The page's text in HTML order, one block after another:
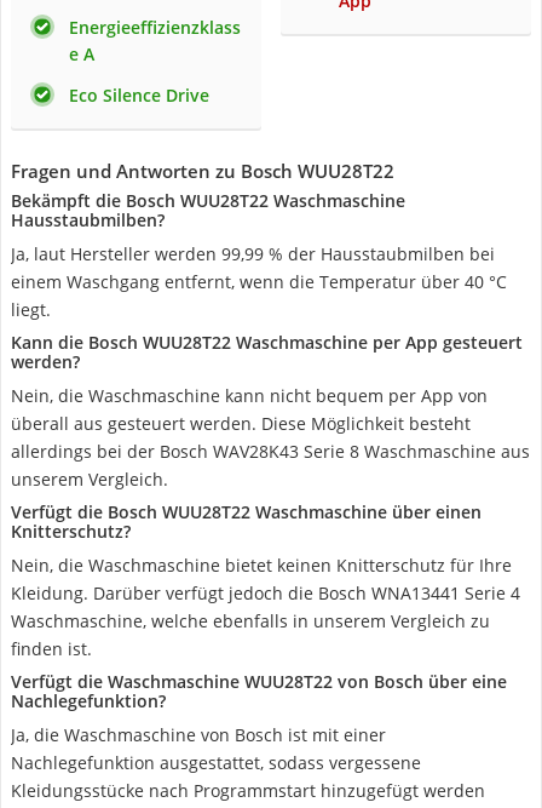
Energieeffizienzklass
e A
Eco Silence Drive
Fragen und Antworten zu Bosch WUU28T22
Bekämpft die Bosch WUU28T22 Waschmaschine
Hausstaubmilben?
Ja, laut Hersteller werden 99,99 % der Hausstaubmilben bei
einem Waschgang entfernt, wenn die Temperatur über 40 °C
liegt.
Kann die Bosch WUU28T22 Waschmaschine per App gesteuert
werden?
Nein, die Waschmaschine kann nicht bequem per App von
überall aus gesteuert werden. Diese Möglichkeit besteht
allerdings bei der Bosch WAV28K43 Serie 8 Waschmaschine aus
unserem Vergleich.
Verfügt die Bosch WUU28T22 Waschmaschine über einen
Knitterschutz?
Nein, die Waschmaschine bietet keinen Knitterschutz für Ihre
Kleidung. Darüber verfügt jedoch die Bosch WNA13441 Serie 4
Waschmaschine, welche ebenfalls in unserem Vergleich zu
finden ist.
Verfügt die Waschmaschine WUU28T22 von Bosch über eine
Nachlegefunktion?
Ja, die Waschmaschine von Bosch ist mit einer
Nachlegefunktion ausgestattet, sodass vergessene
Kleidungsstücke nach Programmstart hinzugefügt werden